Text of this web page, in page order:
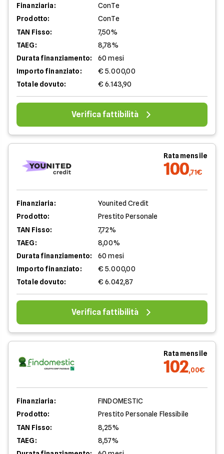
Finanziaria:
ConTe
Prodotto:
ConTe
TAN Fisso:
7,50%
TAEG:
8,78%
Durata finanziamento:
60 mesi
Importo finanziato:
€ 5.000,00
Totale dovuto:
€ 6.143,90
Verifica fattibilità
Rata mensile
100,71€
Finanziaria:
Younited Credit
Prodotto:
Prestito Personale
TAN Fisso:
7,72%
TAEG:
8,00%
Durata finanziamento:
60 mesi
Importo finanziato:
€ 5.000,00
Totale dovuto:
€ 6.042,87
Verifica fattibilità
Rata mensile
102,00€
Finanziaria:
FINDOMESTIC
Prodotto:
Prestito Personale Flessibile
TAN Fisso:
8,25%
TAEG:
8,57%